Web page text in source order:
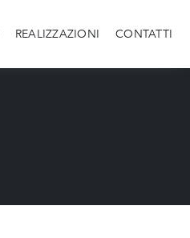
REALIZZAZIONI CONTATTI